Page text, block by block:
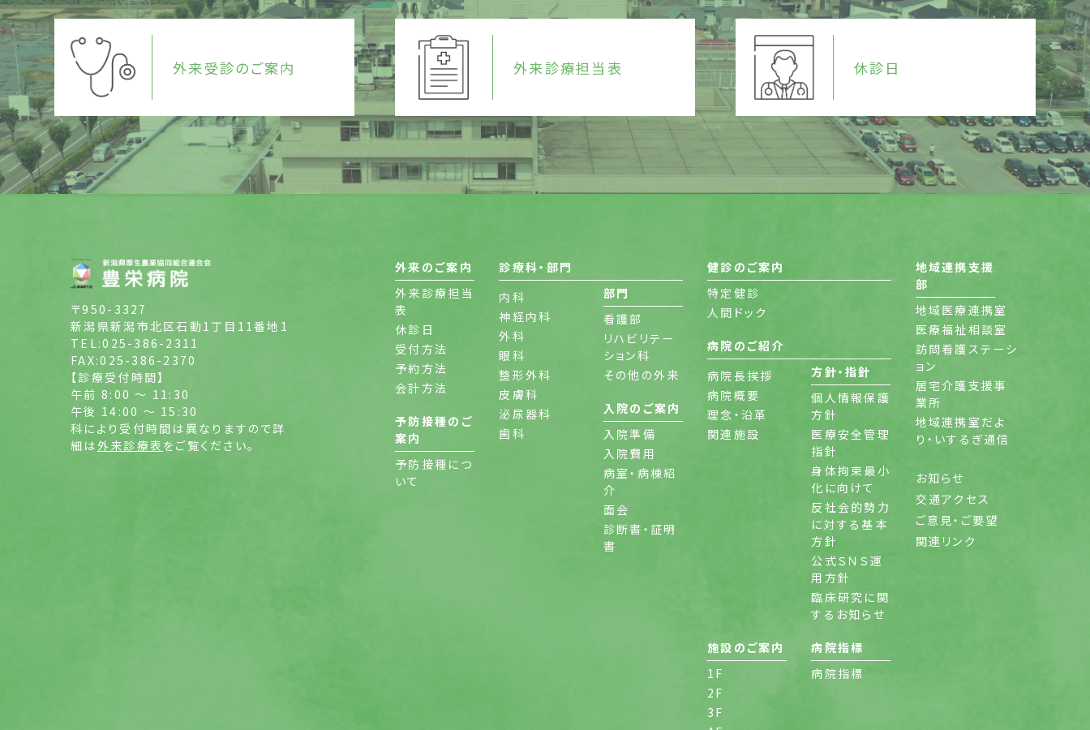
外来受診のご案内 外来診療担当表 休診日
〒950-3327
新潟県新潟市北区石動1丁目11番地1
TEL:025-386-2311
FAX:025-386-2370
【診療受付時間】
午前 8:00 ～ 11:30
午後 14:00 ～ 15:30
科により受付時間は異なりますので詳
細は外来診療表 をご覧ください。
外来のご案内
外来診療担当
表
休診日
受付方法
予約方法
会計方法
予防接種のご
案内
予防接種につ
いて
診療科・部門
内科
神経内科
外科
眼科
整形外科
皮膚科
泌尿器科
歯科
部門
看護部
リハビリテー
ション科
その他の外来
入院のご案内
入院準備
入院費用
病室・病棟紹
介
面会
診断書・証明
書
健診のご案内
特定健診
人間ドック
病院のご紹介
病院長挨拶
病院概要
理念・沿革
関連施設
方針・指針
個人情報保護
方針
医療安全管理
指針
身体拘束最小
化に向けて
反社会的勢力
に対する基本
方針
公式ＳＮＳ運
用方針
臨床研究に関
するお知らせ
施設のご案内
1F
2F
3F
病院指標
病院指標
地域連携支援
部
地域医療連携室
医療福祉相談室
訪問看護ステーシ
ョン
居宅介護支援事
業所
地域連携室だよ
り・いするぎ通信
お知らせ
交通アクセス
ご意見・ご要望
関連リンク